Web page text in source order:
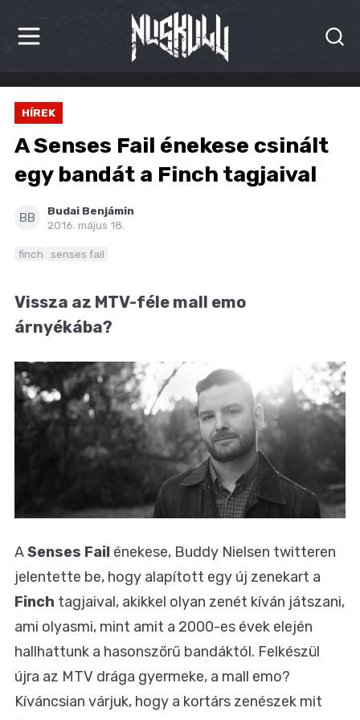
HÍREK
KRITIKÁK
BESZÁMOLÓK
MÁSVILÁG
HÍREK
A Senses Fail énekese csinált
egy bandát a Finch tagjaival
BB
Budai Benjámin
2016. május 18.
finch senses fail
Vissza az MTV-féle mall emo
árnyékába?
ASenses Fail énekese, Buddy Nielsen twitteren
jelentette be, hogy alapított egy új zenekart a
Finch tagjaival, akikkel olyan zenét kíván játszani,
ami olyasmi, mint amit a 2000-es évek elején
hallhattunk a hasonszőrű bandáktól. Felkészül
újra az MTV drága gyermeke, a mall emo?
Kíváncsian várjuk, hogy a kortárs zenészek mit